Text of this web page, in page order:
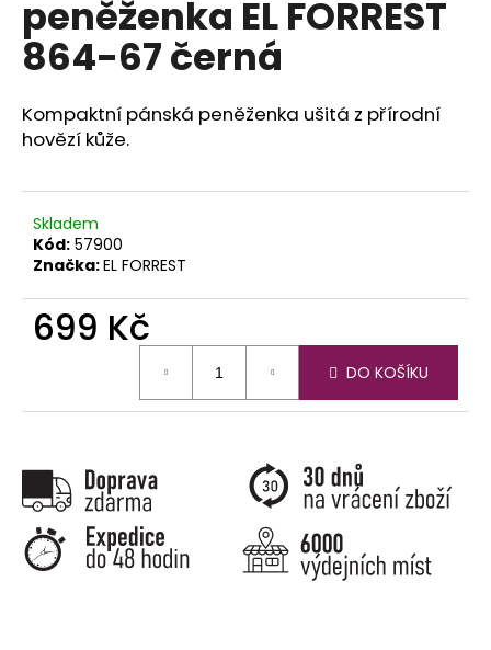
peněženka EL FORREST
864-67 černá
Kompaktní pánská peněženka ušitá z přírodní
hovězí kůže.
Skladem
Kód: 57900
Značka:EL FORREST
699 Kč
DO KOŠÍKU
p
o
r
č
u
e
m
e